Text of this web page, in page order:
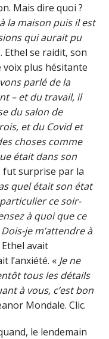
Mais dire quoi ?
la maison puis il est
qui aurait pu
Ethel se raidit, son
voix plus hésitante
parlé de la
– et du travail, il
du salon de
et du Covid et
choses comme
était dans son
fut surprise par la
quel était son état
ce soir-
à quoi que ce
Dois-je m’attendre à
avait
l’anxiété. « Je ne
tous les détails
à vous, c’est bon
Mondale. Clic.
le lendemain